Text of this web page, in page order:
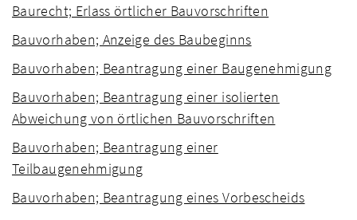
Baurecht; Erlass örtlicher Bauvorschriften
Bauvorhaben; Anzeige des Baubeginns
Bauvorhaben; Beantragung einer Baugenehmigung
Bauvorhaben; Beantragung einer isolierten
Abweichung von örtlichen Bauvorschriften
Bauvorhaben; Beantragung einer
Teilbaugenehmigung
Bauvorhaben; Beantragung eines Vorbescheids